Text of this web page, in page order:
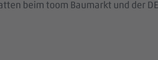
beim toom Baumarkt und der